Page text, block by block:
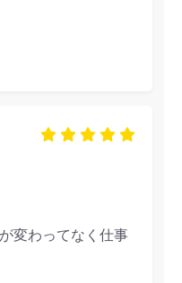
変わってなく仕事